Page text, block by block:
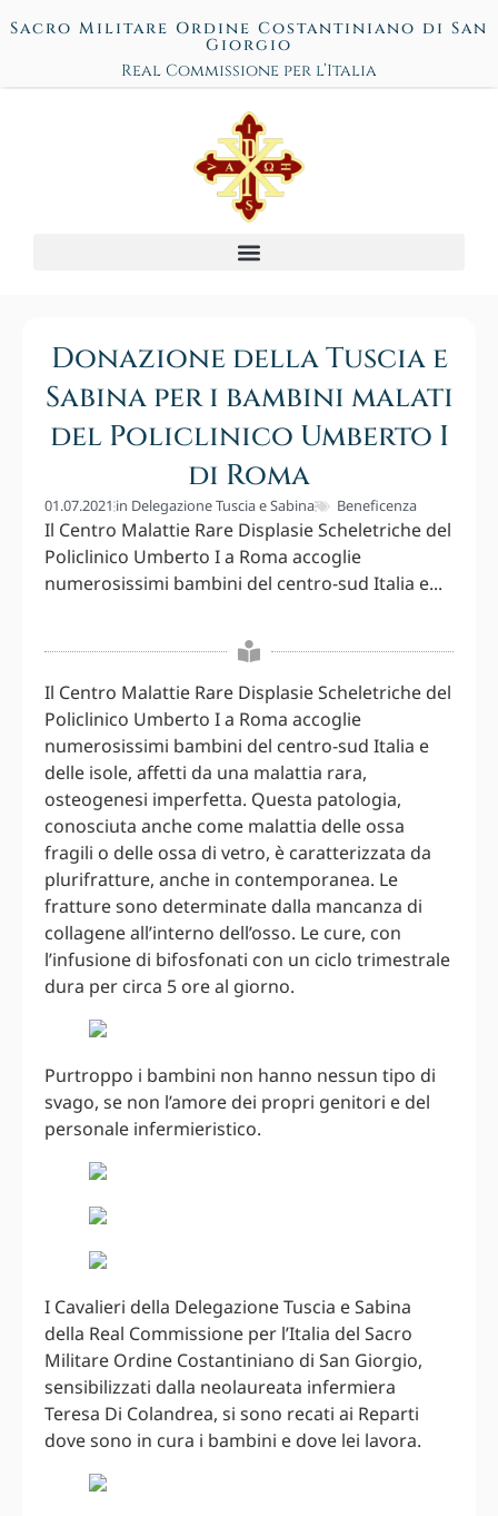
Sacro Militare Ordine Costantiniano di San
Giorgio
Real Commissione per l’Italia
Donazione della Tuscia e
Sabina per i bambini malati
del Policlinico Umberto I
di Roma
01.07.2021 in Delegazione Tuscia e Sabina Beneficenza
Il Centro Malattie Rare Displasie Scheletriche del
Policlinico Umberto I a Roma accoglie
numerosissimi bambini del centro-sud Italia e...
Il Centro Malattie Rare Displasie Scheletriche del
Policlinico Umberto I a Roma accoglie
numerosissimi bambini del centro-sud Italia e
delle isole, affetti da una malattia rara,
osteogenesi imperfetta. Questa patologia,
conosciuta anche come malattia delle ossa
fragili o delle ossa di vetro, è caratterizzata da
plurifratture, anche in contemporanea. Le
fratture sono determinate dalla mancanza di
collagene all’interno dell’osso. Le cure, con
l’infusione di bifosfonati con un ciclo trimestrale
dura per circa 5 ore al giorno.
Purtroppo i bambini non hanno nessun tipo di
svago, se non l’amore dei propri genitori e del
personale infermieristico.
I Cavalieri della Delegazione Tuscia e Sabina
della Real Commissione per l’Italia del Sacro
Militare Ordine Costantiniano di San Giorgio,
sensibilizzati dalla neolaureata infermiera
Teresa Di Colandrea, si sono recati ai Reparti
dove sono in cura i bambini e dove lei lavora.